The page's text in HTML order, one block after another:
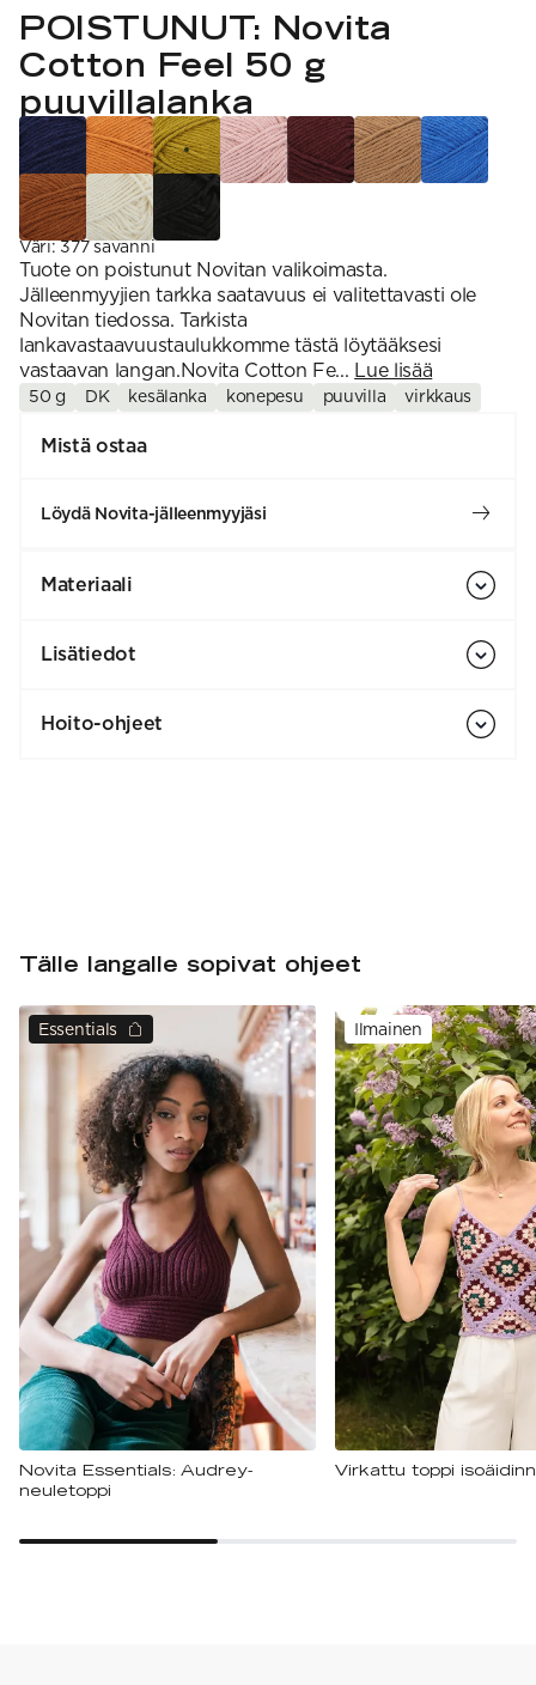
7 Veljestä
Nalle
Wonder Wool
1 = ohuin, 7 = paksuin
1. Lace
3. Sport
4. DK
5. Aran
6. Chunky
7. Super Chunky
SESONGIN MALLISTOT
SS26 Kirsikka
Simberg & Hanna
Sumari
SS26 Hyvän olon
neuleet
SS26 Auringon
kosketus -
INSPIROIDU
Yhteisö
Ajankohtaista
Tilaa uutiskirje
Kaikki artikkelit
POISTUNUT: Novita
Cotton Feel 50 g
puuvillalanka
Väri:377 savanni
Tuote on poistunut Novitan valikoimasta.
Jälleenmyyjien tarkka saatavuus ei valitettavasti ole
Novitan tiedossa. Tarkista
lankavastaavuustaulukkomme tästä löytääksesi
vastaavan langan.Novita Cotton Fe... Lue lisää
50 g DK kesälanka konepesu puuvilla virkkaus
Mistä ostaa
Löydä Novita-jälleenmyyjäsi
Materiaali
Lisätiedot
Hoito-ohjeet
Tälle langalle sopivat ohjeet
Essentials
Novita Essentials: Audrey-
neuletoppi
Ilmainen
Virkattu toppi